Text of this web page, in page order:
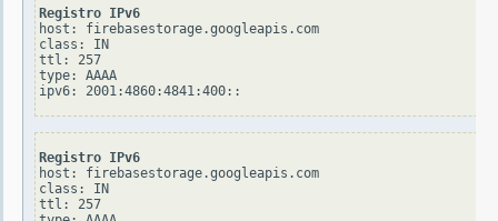
Registro IPv6
host: firebasestorage.googleapis.com
class: IN
ttl: 257
type: AAAA
Registro IPv6
host: firebasestorage.googleapis.com
class: IN
ttl: 257